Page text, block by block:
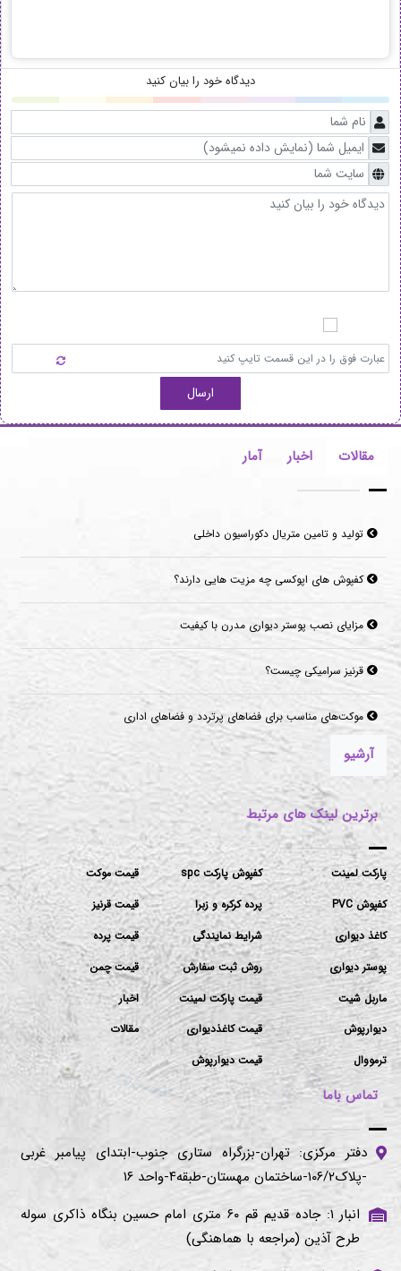
دیدگاه خود را بیان کنید
ارسال
مقالات اخبار آمار
تولید و تامین متریال دکوراسیون داخلی
کفپوش های اپوکسی چه مزیت هایی دارند؟
مزایای نصب پوستر دیواری مدرن با کیفیت
قرنیز سرامیکی چیست؟
موکت‌های مناسب برای فضاهای پرتردد و فضاهای اداری
آرشیو
برترین لینک های مرتبط
پارکت لمینت
کفپوش PVC
کاغذ دیواری
پوستر دیواری
ماربل شیت
دیوارپوش
ترمووال
کفپوش پارکت spc
پرده کرکره و زبرا
شرایط نمایندگی
روش ثبت سفارش
قیمت پارکت لمینت
قیمت کاغذدیواری
قیمت دیوارپوش
قیمت موکت
قیمت قرنیز
قیمت پرده
قیمت چمن
اخبار
مقالات
تماس باما
دفتر مرکزی: تهران-بزرگراه ستاری جنوب-ابتدای پیامبر غربی
-پلاک۱۰۶/۲-ساختمان مهستان-طبقه۴-واحد ۱۶
انبار ۱: جاده قدیم قم ۶۰ متری امام حسین بنگاه ذاکری سوله
طرح آذین (مراجعه با هماهنگی)